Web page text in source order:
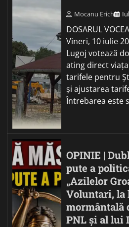
Mocanu Erich
DOSARUL
Vineri, 10 iulie
Lugoj votează
ating direct
tarifele pentru
și ajustarea
Întrebarea este
OPINIE |
pute a
„Azilelor
Voluntari, la
mormântală
PNL și al lui